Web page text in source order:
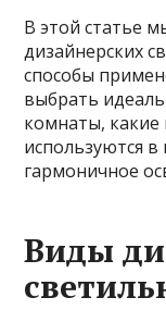
В этой статье
дизайнерских
способы
выбрать
комнаты, какие
используются в
гармоничное
Виды